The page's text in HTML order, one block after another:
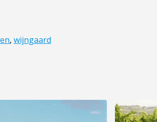
, wijngaard